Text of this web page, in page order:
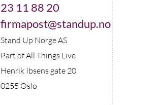
23 11 88 20
firmapost@standup.no
Stand Up Norge AS
Part of All Things Live
Henrik Ibsens gate 20
0255 Oslo